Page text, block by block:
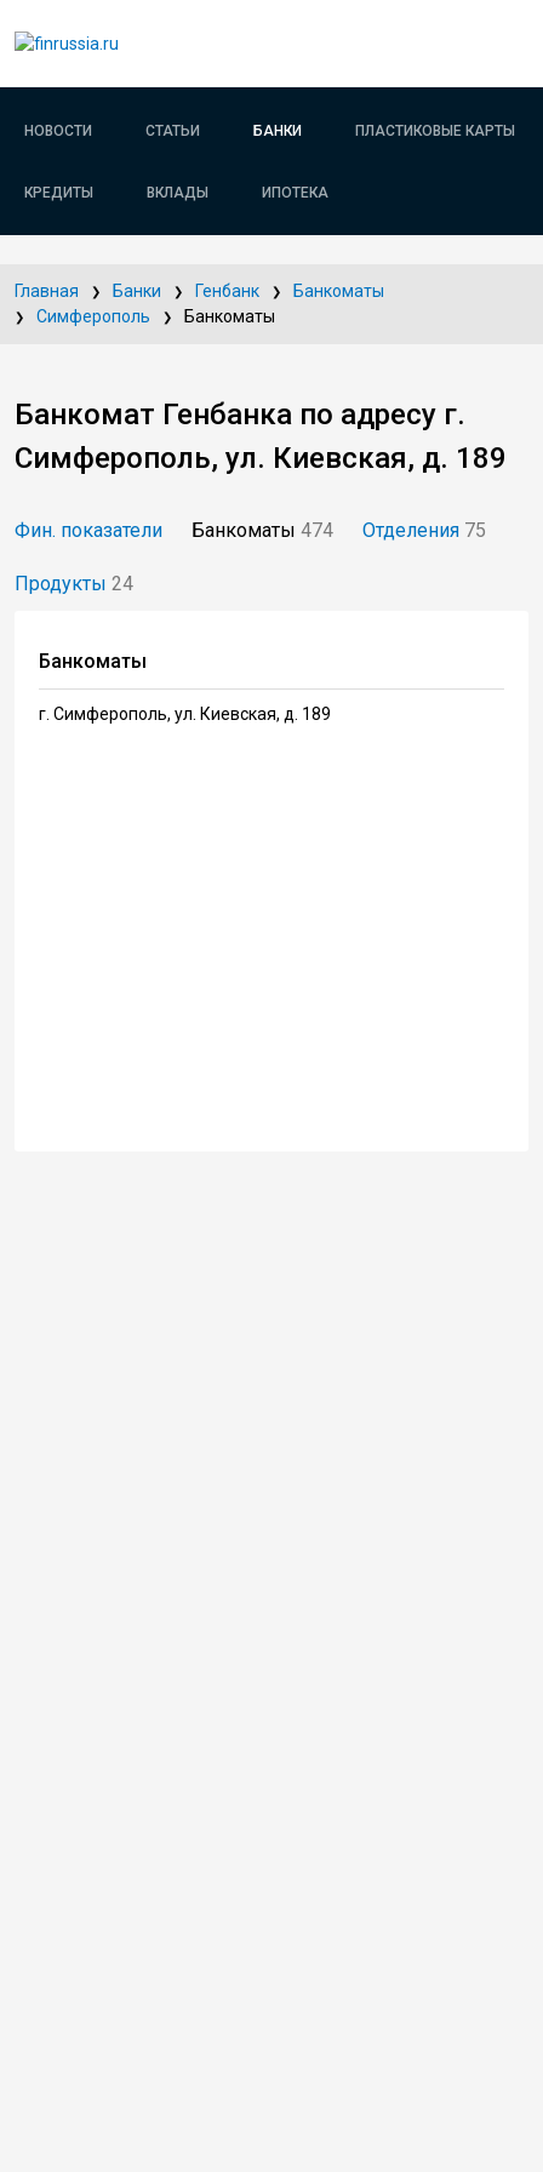
НОВОСТИ СТАТЬИ БАНКИ ПЛАСТИКОВЫЕ КАРТЫ
КРЕДИТЫ ВКЛАДЫ ИПОТЕКА
Главная Банки Генбанк
Банкоматы
Симферополь
Банкоматы
Банкомат Генбанка по адресу г.
Симферополь, ул. Киевская, д. 189
Фин. показатели Банкоматы 474 Отделения 75
Продукты 24
Банкоматы
г. Симферополь, ул. Киевская, д. 189